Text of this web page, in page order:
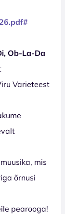
6.pdf#
Ob-La-Da
Varieteest
mis
õrnusi
pearooga!